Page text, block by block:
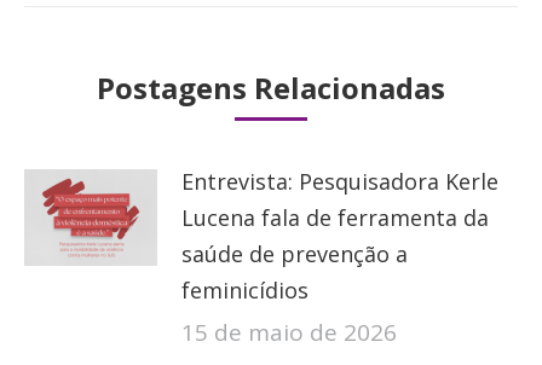
Postagens Relacionadas
Entrevista: Pesquisadora Kerle
Lucena fala de ferramenta da
saúde de prevenção a
feminicídios
15 de maio de 2026